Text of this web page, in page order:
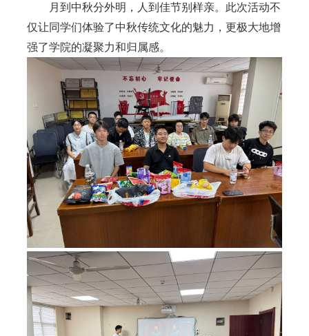
月到中秋分外明，人到佳节别样亲。此次活动不
仅让同学们体验了中秋传统文化的魅力，更极大地增
强了学院的凝聚力和归属感。